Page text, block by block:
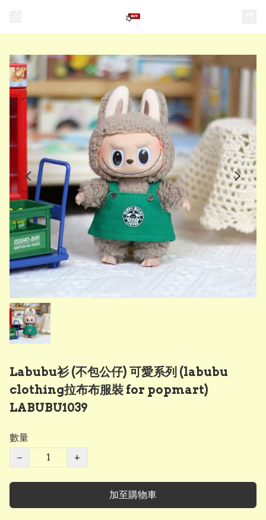
Labubu衫 (不包公仔) 可愛系列 (labubu
clothing拉布布服裝 for popmart)
LABUBU1039
數量
−
+
加至購物車